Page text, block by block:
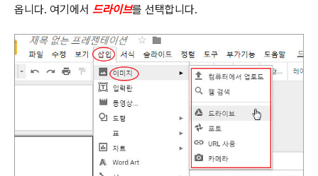
옵니다. 여기에서 드라이브를 선택합니다.